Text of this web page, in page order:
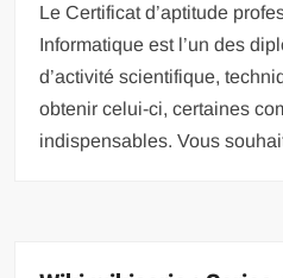
Le Certificat d’aptitude
Informatique est l’un des
d’activité scientifique,
obtenir celui-ci, certaines
indispensables. Vous